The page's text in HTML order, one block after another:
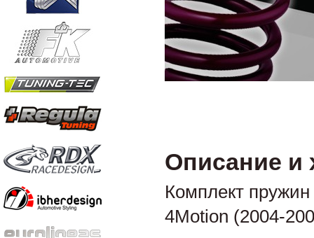
Описание и
Комплект
4Motion (2004-